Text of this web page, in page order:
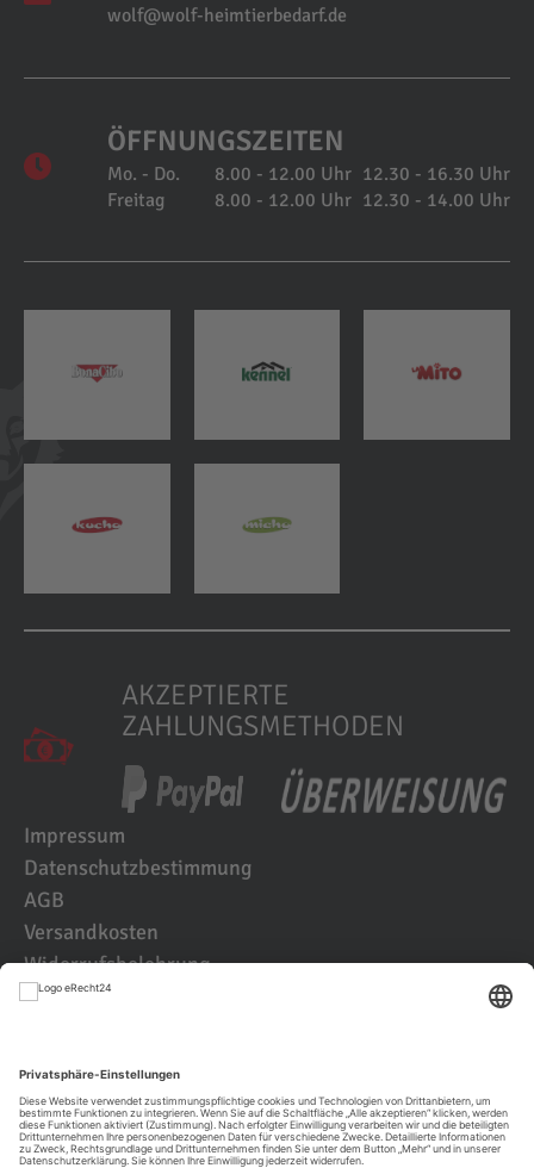
wolf@wolf-heimtierbedarf.de
ÖFFNUNGSZEITEN
Mo. - Do. 8.00 - 12.00 Uhr 12.30 - 16.30 Uhr
Freitag
8.00 - 12.00 Uhr 12.30 - 14.00 Uhr
AKZEPTIERTE
ZAHLUNGSMETHODEN
Impressum
Datenschutzbestimmung
AGB
Versandkosten
Widerrufsbelehrung
Kundenbewertungen